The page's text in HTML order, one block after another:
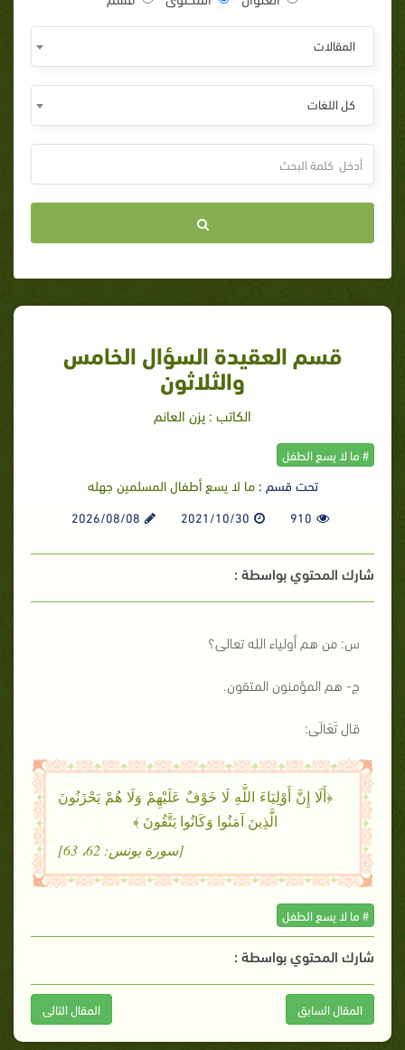
المقالات
كل اللغات
قسم العقيدة السؤال الخامس
والثلاثون
الكاتب : يزن العانم
# ما لا يسع الطفل
تحت قسم :ما لا يسع أطفال المسلمين جهله
910
2021/10/30
2026/08/08
شارك المحتوي بواسطة :
س: من هم أولياء الله تعالى؟
ج- هم المؤمنون المتقون.
قال تَعَالَى:
﴿أَلَا إِنَّ أَوْلِيَاءَ اللَّهِ لَا خَوْفٌ عَلَيْهِمْ وَلَا هُمْ يَحْزَنُونَ
الَّذِينَ آمَنُوا وَكَانُوا يَتَّقُونَ ﴾
[سورة يونس: 62، 63]
# ما لا يسع الطفل
شارك المحتوي بواسطة :
المقال السابق المقال التالى